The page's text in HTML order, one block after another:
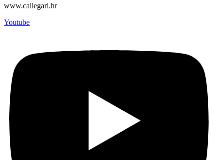
www.callegari.hr
Youtube